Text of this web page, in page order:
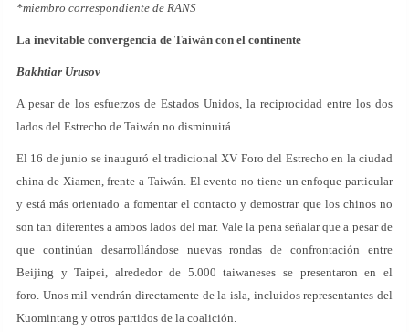
*miembro correspondiente de RANS
La inevitable convergencia de Taiwán con el continente
Bakhtiar Urusov
A pesar de los esfuerzos de Estados Unidos, la reciprocidad entre los dos
lados del Estrecho de Taiwán no disminuirá.
El 16 de junio se inauguró el tradicional XV Foro del Estrecho en la ciudad
china de Xiamen, frente a Taiwán. El evento no tiene un enfoque particular
y está más orientado a fomentar el contacto y demostrar que los chinos no
son tan diferentes a ambos lados del mar. Vale la pena señalar que a pesar de
que continúan desarrollándose nuevas rondas de confrontación entre
Beijing y Taipei, alrededor de 5.000 taiwaneses se presentaron en el
foro. Unos mil vendrán directamente de la isla, incluidos representantes del
Kuomintang y otros partidos de la coalición.